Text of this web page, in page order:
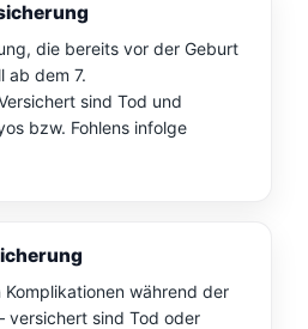
die bereits vor der Geburt
ab dem 7.
sind Tod und
bzw. Fohlens infolge
während der
versichert sind Tod oder